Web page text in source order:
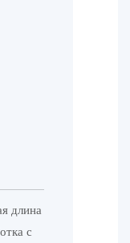
длина
с